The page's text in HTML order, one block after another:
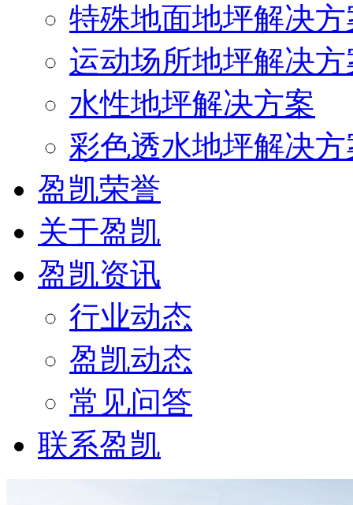
特殊地面地坪解决方
运动场所地坪解决方
水性地坪解决方案
彩色透水地坪解决方
盈凯荣誉
关于盈凯
盈凯资讯
行业动态
盈凯动态
常见问答
联系盈凯